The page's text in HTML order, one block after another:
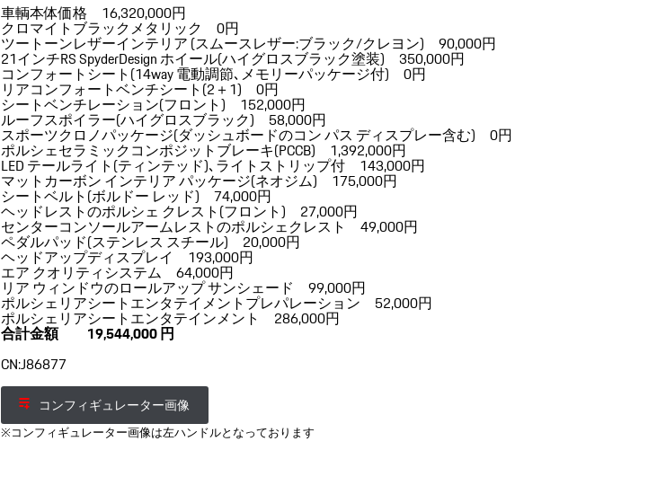
車輌本体価格 16,320,000円
クロマイトブラックメタリック 0円
ツートーンレザーインテリア (スムースレザー:ブラック/クレヨン) 90,000円
21インチRS SpyderDesign ホイール(ハイグロスブラック塗装) 350,000円
コンフォートシート(14way 電動調節､メモリーパッケージ付) 0円
リアコンフォートベンチシート(2＋1) 0円
シートベンチレーション(フロント) 152,000円
ルーフスポイラー(ハイグロスブラック) 58,000円
スポーツクロノパッケージ(ダッシュボードのコン パス ディスプレー含む) 0円
ポルシェセラミックコンポジットブレーキ(PCCB) 1,392,000円
LED テールライト(ティンテッド)､ライトストリップ付 143,000円
マットカーボン インテリア パッケージ(ネオジム) 175,000円
シートベルト(ボルドー レッド) 74,000円
ヘッドレストのポルシェ クレスト(フロント) 27,000円
センターコンソールアームレストのポルシェクレスト 49,000円
ペダルパッド(ステンレス スチール) 20,000円
ヘッドアップディスプレイ 193,000円
エア クオリティシステム 64,000円
リア ウィンドウのロールアップ サンシェード 99,000円
ポルシェリアシートエンタテイメントプレパレーション 52,000円
ポルシェリアシートエンタテインメント 286,000円
合計金額 19,544,000 円
CN:J86877
コンフィギュレーター画像
※コンフィギュレーター画像は左ハンドルとなっております